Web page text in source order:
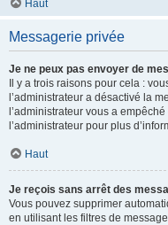
Haut
Messagerie privée
Je ne peux pas envoyer de
Il y a trois raisons pour cela :
l’administrateur a désactivé la
l’administrateur vous a
l’administrateur pour plus
Haut
Je reçois sans arrêt des
Vous pouvez supprimer
en utilisant les filtres de